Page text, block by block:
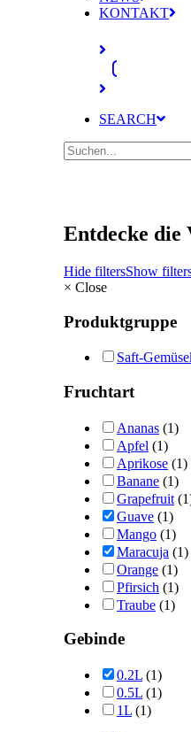
KONTAKT
SEARCH
Entdecke die
Hide filtersShow
× Close
Produktgruppe
Saft-
Fruchtart
Ananas (1)
Apfel (1)
Aprikose (1)
Banane (1)
Grapefruit
Guave (1)
Mango (1)
Maracuja (1)
Orange (1)
Pfirsich (1)
Traube (1)
Gebinde
0.2L (1)
0.5L (1)
1L (1)